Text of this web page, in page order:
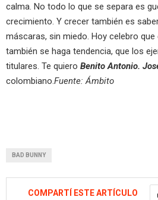
calma. No todo lo que se separa es
crecimiento. Y crecer también es
máscaras, sin miedo. Hoy celebro
también se haga tendencia, que los
titulares. Te quiero Benito Antonio.
colombiano.Fuente: Ámbito
BAD BUNNY
COMPARTÍ ESTE ARTÍCULO